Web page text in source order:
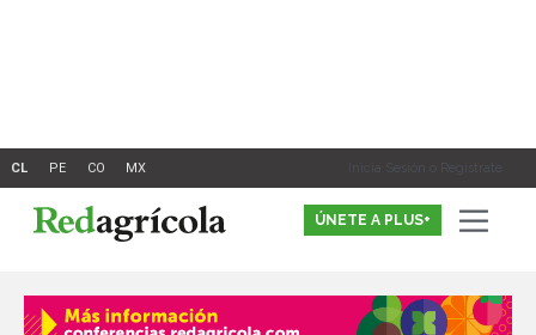
Inicia Sesión o Registrate
ÚNETE A PLUS+